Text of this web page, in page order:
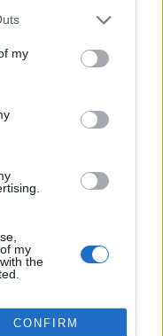
my
my
the
CONFIRM
Městský obvod
a suchého počasí
Městský obvod VI chce
s tím, že údržbu
neplánuje, zjistila ČTK.
rozdělit